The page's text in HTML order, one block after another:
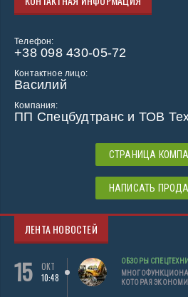
Телефон:
+38 098 430-05-72
Контактное лицо:
Василий
Компания:
ПП Спецбудтранс и ТОВ
СТРАНИЦА
НАПИСАТЬ
ЛЕНТА НОВОСТЕЙ
15
ОКТ
10:48
ОБЗОРЫ
КОТОРАЯ